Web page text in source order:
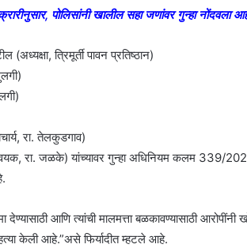
पोलिसांनी खालील सहा जणांवर गुन्हा नोंदवला
(अध्यक्षा, त्रिमूर्ती पावन प्रतिष्ठान)
रा. तेलकुडगाव)
रा. जळके) यांच्यावर गुन्हा अधिनियम कलम 339/
देण्यासाठी आणि त्यांची मालमत्ता बळकावण्यासाठी
केली आहे.”असे फिर्यादीत म्हटले आहे.